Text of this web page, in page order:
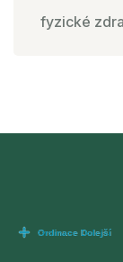
fyzické